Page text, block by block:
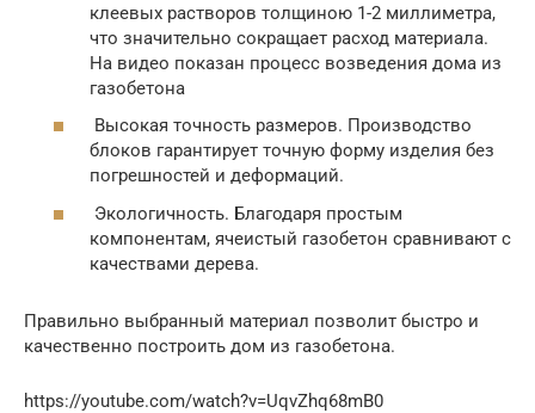
клеевых растворов толщиною 1-2 миллиметра,
что значительно сокращает расход материала.
На видео показан процесс возведения дома из
газобетона
Высокая точность размеров. Производство
блоков гарантирует точную форму изделия без
погрешностей и деформаций.
Экологичность. Благодаря простым
компонентам, ячеистый газобетон сравнивают с
качествами дерева.
Правильно выбранный материал позволит быстро и
качественно построить дом из газобетона.
https://youtube.com/watch?v=UqvZhq68mB0